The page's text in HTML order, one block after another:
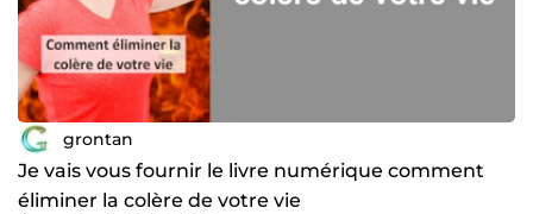
grontan
Je vais vous fournir le livre numérique comment
éliminer la colère de votre vie